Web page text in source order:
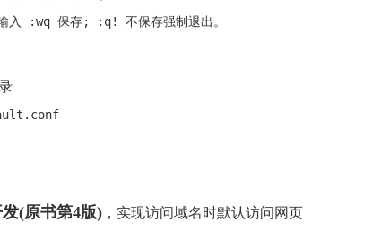
(原书第4版) ，实现访问域名时默认访问网页